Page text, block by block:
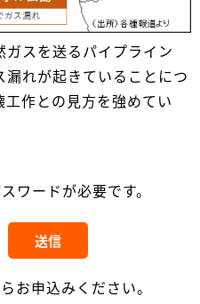
ガスを送るパイプライン
漏れが起きていることにつ
工作との見方を強めてい
ワードが必要です。
お申込みください。